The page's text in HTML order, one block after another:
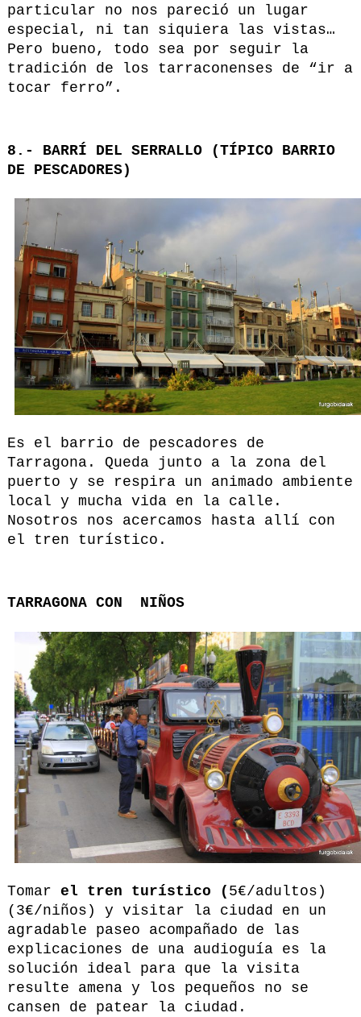
particular no nos pareció un lugar
especial, ni tan siquiera las vistas…
Pero bueno, todo sea por seguir la
tradición de los tarraconenses de “ir a
tocar ferro”.
8.- BARRÍ DEL SERRALLO (TÍPICO BARRIO
DE PESCADORES)
Es el barrio de pescadores de
Tarragona. Queda junto a la zona del
puerto y se respira un animado ambiente
local y mucha vida en la calle.
Nosotros nos acercamos hasta allí con
el tren turístico.
TARRAGONA CON NIÑOS
Tomar el tren turístico ( 5€/adultos)
(3€/niños) y visitar la ciudad en un
agradable paseo acompañado de las
explicaciones de una audioguía es la
solución ideal para que la visita
resulte amena y los pequeños no se
cansen de patear la ciudad.